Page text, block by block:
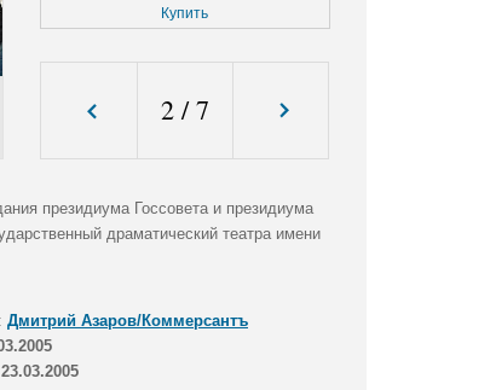
Купить
2/7
президиума Госсовета и президиума
драматический театра имени
Дмитрий Азаров/Коммерсантъ
23.03.2005